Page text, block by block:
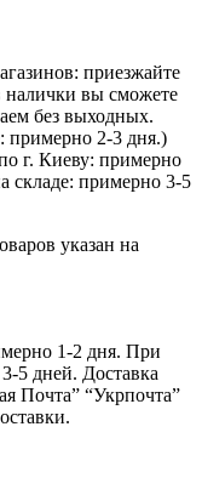
приезжайте
налички вы сможете
без выходных.
примерно 2-3 дня.)
г. Киеву: примерно
складе: примерно 3-5
указан на
1-2 дня. При
5 дней. Доставка
Почта” “Укрпочта”